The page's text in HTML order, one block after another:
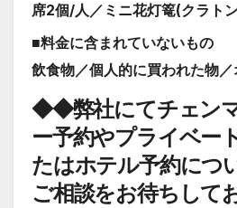
席2個/人／ミニ花灯篭(クラト
■料金に含まれていないもの
飲食物／個人的に買われた物
◆◆弊社にてチェン
ー予約やプライベー
たはホテル予約につ
ご相談をお待ちして